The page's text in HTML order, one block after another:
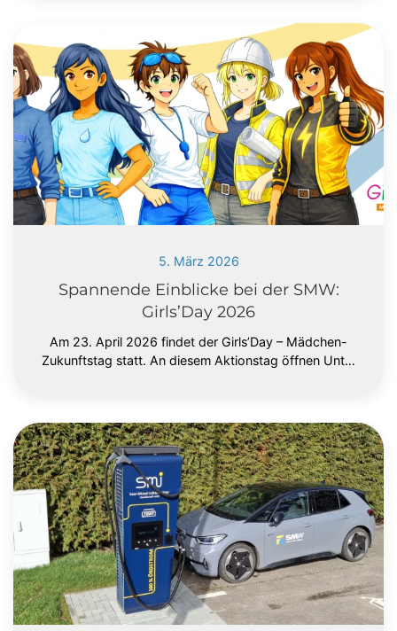
5. März 2026
Spannende Einblicke bei der SMW:
Girls’Day 2026
Am 23. April 2026 findet der Girls’Day – Mädchen-
Zukunftstag statt. An diesem Aktionstag öffnen Unt…